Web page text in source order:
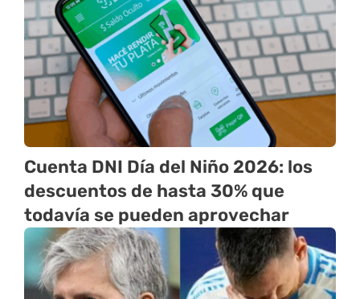
Cuenta DNI Día del Niño 2026: los
descuentos de hasta 30% que
todavía se pueden aprovechar